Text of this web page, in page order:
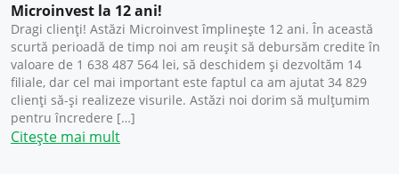
Microinvest la 12 ani!
Dragi clienți! Astăzi Microinvest împlinește 12 ani. În această
scurtă perioadă de timp noi am reușit să debursăm credite în
valoare de 1 638 487 564 lei, să deschidem și dezvoltăm 14
filiale, dar cel mai important este faptul ca am ajutat 34 829
clienți să-și realizeze visurile. Astăzi noi dorim să mulțumim
pentru încredere […]
Citește mai mult